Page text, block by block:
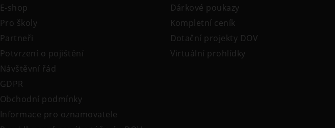
E-shop
Pro školy
Partneři
Potvrzení o pojištění
Návštěvní řád
GDPR
Obchodní podmínky
Informace pro oznamovatele
Dárkové poukazy
Kompletní ceník
Dotační projekty DOV
Virtuální prohlídky